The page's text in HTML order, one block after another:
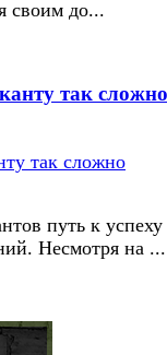
своим до...
так сложно
путь к успеху
Несмотря на ...